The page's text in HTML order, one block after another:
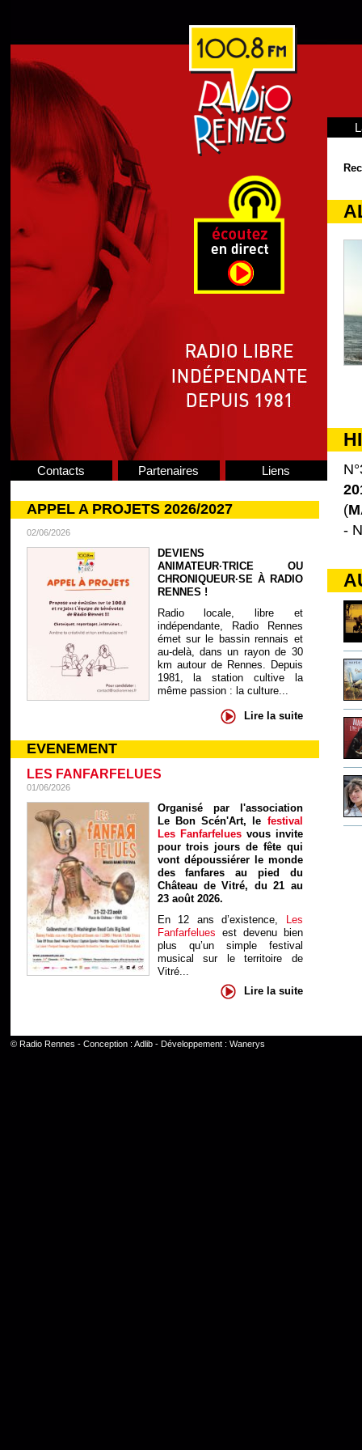
Contacts Partenaires Liens
APPEL A PROJETS 2026/2027
02/06/2026
DEVIENS
ANIMATEUR·TRICE OU
CHRONIQUEUR·SE À RADIO
RENNES !
Radio locale, libre et
indépendante, Radio Rennes
émet sur le bassin rennais et
au-delà, dans un rayon de 30
km autour de Rennes. Depuis
1981, la station cultive la
même passion : la culture...
Lire la suite
EVENEMENT
LES FANFARFELUES
01/06/2026
Organisé par l'association
Le Bon Scén'Art, le festival
Les Fanfarfelues vous invite
pour trois jours de fête qui
vont dépoussiérer le monde
des fanfares au pied du
Château de Vitré, du 21 au
23 août 2026.
En 12 ans d’existence, Les
Fanfarfelues est devenu bien
plus qu’un simple festival
musical sur le territoire de
Vitré...
Lire la suite
(
-
© Radio Rennes - Conception : Adlib- Développement : Wanerys